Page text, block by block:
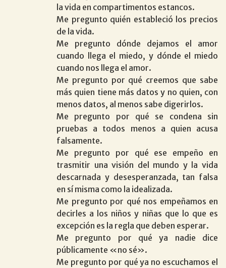
la vida en compartimentos estancos.
Me pregunto quién estableció los precios
de la vida.
Me pregunto dónde dejamos el amor
cuando llega el miedo, y dónde el miedo
cuando nos llega el amor.
Me pregunto por qué creemos que sabe
más quien tiene más datos y no quien, con
menos datos, al menos sabe digerirlos.
Me pregunto por qué se condena sin
pruebas a todos menos a quien acusa
falsamente.
Me pregunto por qué ese empeño en
trasmitir una visión del mundo y la vida
descarnada y desesperanzada, tan falsa
en sí misma como la idealizada.
Me pregunto por qué nos empeñamos en
decirles a los niños y niñas que lo que es
excepción es la regla que deben esperar.
Me pregunto por qué ya nadie dice
públicamente «no sé».
Me pregunto por qué ya no escuchamos el